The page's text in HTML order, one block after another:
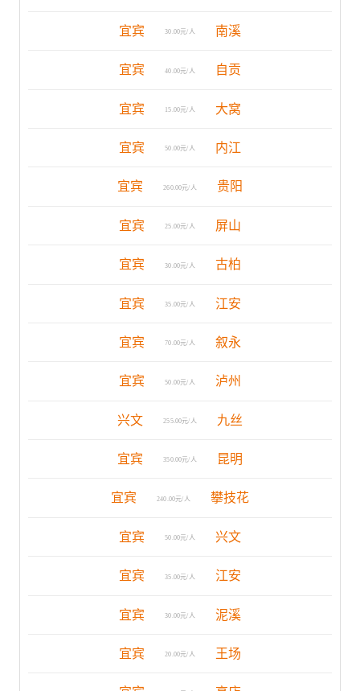
宜宾 30.00元/人 南溪
宜宾 40.00元/人 自贡
宜宾 15.00元/人 大窝
宜宾 50.00元/人 内江
宜宾 260.00元/人 贵阳
宜宾 25.00元/人 屏山
宜宾 30.00元/人 古柏
宜宾 35.00元/人 江安
宜宾 70.00元/人 叙永
宜宾 50.00元/人 泸州
兴文 255.00元/人 九丝
宜宾 350.00元/人 昆明
宜宾 240.00元/人 攀技花
宜宾 50.00元/人 兴文
宜宾 35.00元/人 江安
宜宾 30.00元/人 泥溪
宜宾 20.00元/人 王场